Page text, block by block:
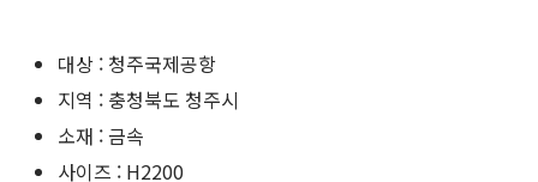
대상 : 청주국제공항
지역 : 충청북도 청주시
소재 : 금속
사이즈 : H2200